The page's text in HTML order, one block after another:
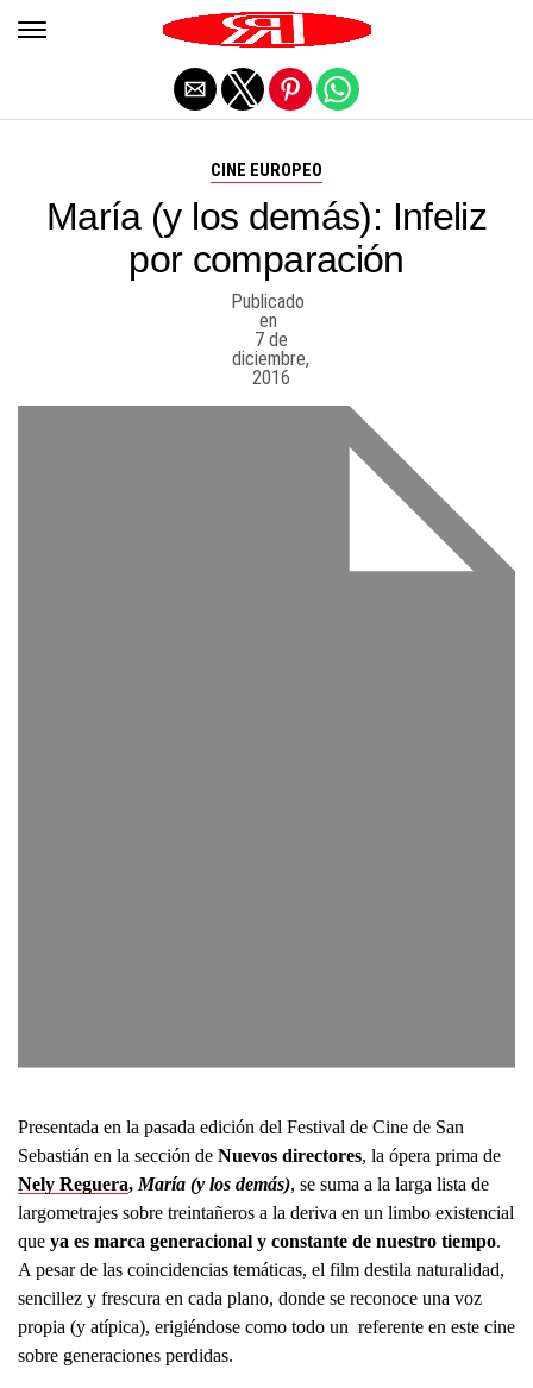
CINE EUROPEO
María (y los demás): Infeliz
por comparación
Publicado
en
7 de
diciembre,
2016
Presentada en la pasada edición del Festival de Cine de San
Sebastián en la sección de Nuevos directores, la ópera prima de
Nely Reguera, María (y los demás), se suma a la larga lista de
largometrajes sobre treintañeros a la deriva en un limbo existencial
que ya es marca generacional y constante de nuestro tiempo.
A pesar de las coincidencias temáticas, el film destila naturalidad,
sencillez y frescura en cada plano, donde se reconoce una voz
propia (y atípica), erigiéndose como todo un referente en este cine
sobre generaciones perdidas.
Salir de la versión móvil